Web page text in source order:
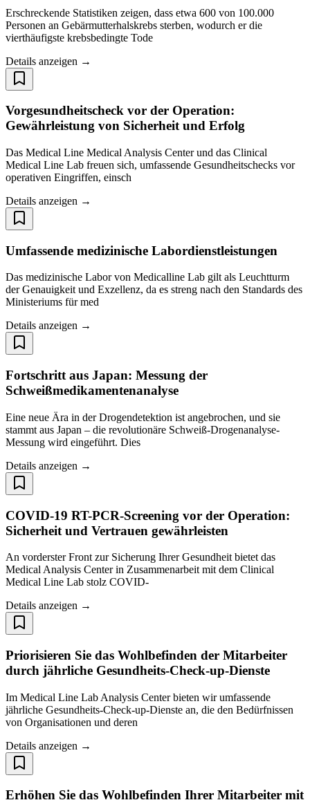
Erschreckende Statistiken zeigen, dass etwa 600 von 100.000
Personen an Gebärmutterhalskrebs sterben, wodurch er die
vierthäufigste krebsbedingte Tode
Details anzeigen →
Vorgesundheitscheck vor der Operation:
Gewährleistung von Sicherheit und Erfolg
Das Medical Line Medical Analysis Center und das Clinical
Medical Line Lab freuen sich, umfassende Gesundheitschecks vor
operativen Eingriffen, einsch
Details anzeigen →
Umfassende medizinische Labordienstleistungen
Das medizinische Labor von Medicalline Lab gilt als Leuchtturm
der Genauigkeit und Exzellenz, da es streng nach den Standards des
Ministeriums für med
Details anzeigen →
Fortschritt aus Japan: Messung der
Schweißmedikamentenanalyse
Eine neue Ära in der Drogendetektion ist angebrochen, und sie
stammt aus Japan – die revolutionäre Schweiß-Drogenanalyse-
Messung wird eingeführt. Dies
Details anzeigen →
COVID-19 RT-PCR-Screening vor der Operation:
Sicherheit und Vertrauen gewährleisten
An vorderster Front zur Sicherung Ihrer Gesundheit bietet das
Medical Analysis Center in Zusammenarbeit mit dem Clinical
Medical Line Lab stolz COVID-
Details anzeigen →
Priorisieren Sie das Wohlbefinden der Mitarbeiter
durch jährliche Gesundheits-Check-up-Dienste
Im Medical Line Lab Analysis Center bieten wir umfassende
jährliche Gesundheits-Check-up-Dienste an, die den Bedürfnissen
von Organisationen und deren
Details anzeigen →
Erhöhen Sie das Wohlbefinden Ihrer Mitarbeiter mit